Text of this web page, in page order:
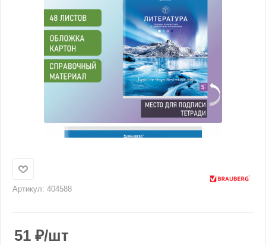
Артикул: 404588
51 ₽/шт